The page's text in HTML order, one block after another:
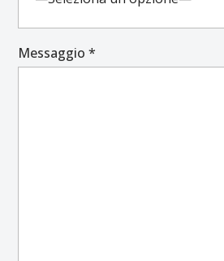
Messaggio *